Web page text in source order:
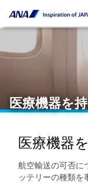
医療機器を
医療機器
航空輸送の可否に
ッテリーの種類を